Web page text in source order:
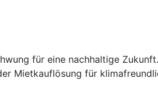
für eine nachhaltige
Mietkauflösung für